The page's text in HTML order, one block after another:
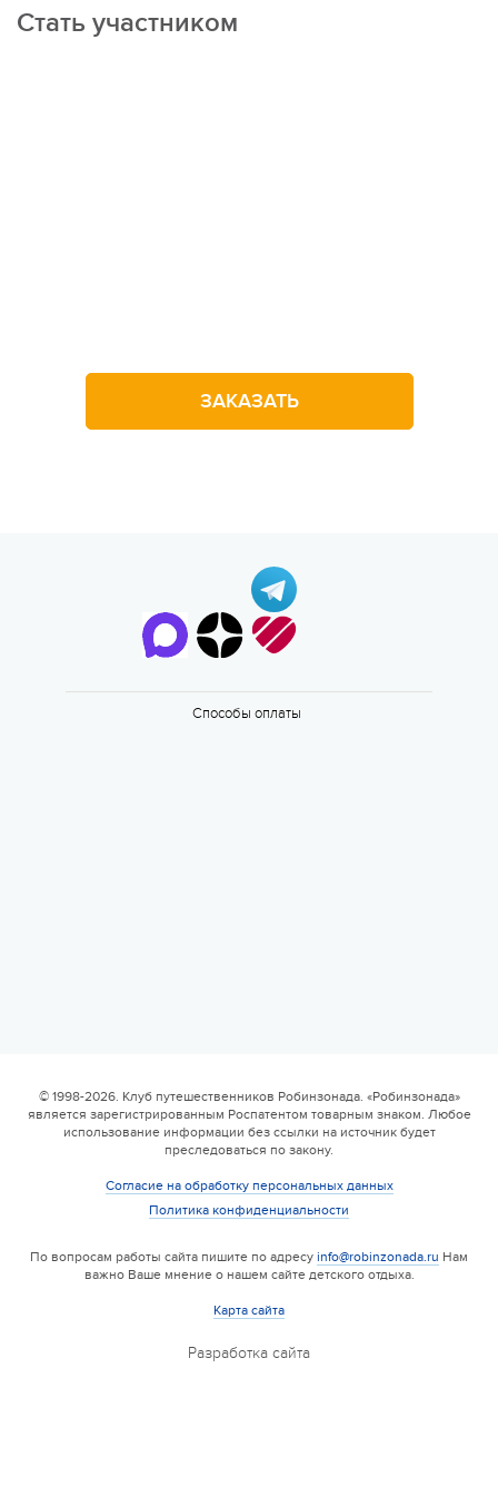
Ежедневные фото-видео отчеты в закрытом ТГ канале
Стать участником
ЗАКАЗАТЬ
Способы оплаты
© 1998-2026. Клуб путешественников Робинзонада. «Робинзонада»
является зарегистрированным Роспатентом товарным знаком. Любое
использование информации без ссылки на источник будет
преследоваться по закону.
Согласие на обработку персональных данных
Политика конфиденциальности
По вопросам работы сайта пишите по адресу info@robinzonada.ru Нам
важно Ваше мнение о нашем сайте детского отдыха.
Карта сайта
Разработка сайта